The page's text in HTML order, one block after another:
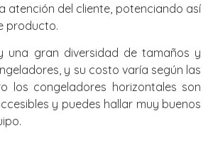
atención del cliente, potenciando así
producto.
una gran diversidad de tamaños y
y su costo varía según las
los congeladores horizontales son
y puedes hallar muy buenos